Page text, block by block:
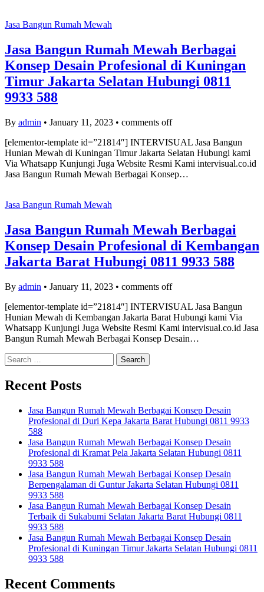
Jasa Bangun Rumah Mewah
Jasa Bangun Rumah Mewah Berbagai
Konsep Desain Profesional di Kuningan
Timur Jakarta Selatan Hubungi 0811
9933 588
By admin • January 11, 2023 • comments off
[elementor-template id=”21814″] INTERVISUAL Jasa Bangun
Hunian Mewah di Kuningan Timur Jakarta Selatan Hubungi kami
Via Whatsapp Kunjungi Juga Website Resmi Kami intervisual.co.id
Jasa Bangun Rumah Mewah Berbagai Konsep…
Jasa Bangun Rumah Mewah
Jasa Bangun Rumah Mewah Berbagai
Konsep Desain Profesional di Kembangan
Jakarta Barat Hubungi 0811 9933 588
By admin • January 11, 2023 • comments off
[elementor-template id=”21814″] INTERVISUAL Jasa Bangun
Hunian Mewah di Kembangan Jakarta Barat Hubungi kami Via
Whatsapp Kunjungi Juga Website Resmi Kami intervisual.co.id Jasa
Bangun Rumah Mewah Berbagai Konsep Desain…
Search
for:
Recent Posts
Jasa Bangun Rumah Mewah Berbagai Konsep Desain
Profesional di Duri Kepa Jakarta Barat Hubungi 0811 9933
588
Jasa Bangun Rumah Mewah Berbagai Konsep Desain
Profesional di Kramat Pela Jakarta Selatan Hubungi 0811
9933 588
Jasa Bangun Rumah Mewah Berbagai Konsep Desain
Berpengalaman di Guntur Jakarta Selatan Hubungi 0811
9933 588
Jasa Bangun Rumah Mewah Berbagai Konsep Desain
Terbaik di Sukabumi Selatan Jakarta Barat Hubungi 0811
9933 588
Jasa Bangun Rumah Mewah Berbagai Konsep Desain
Profesional di Kuningan Timur Jakarta Selatan Hubungi 0811
9933 588
Recent Comments